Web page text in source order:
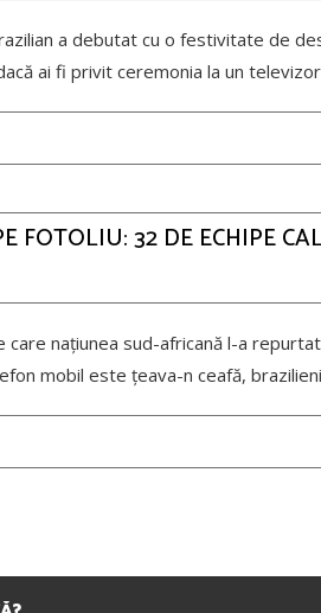
a debutat cu o festivitate de
ai fi privit ceremonia la un
FOTOLIU: 32 DE ECHIPE
națiunea sud-africană l-a
mobil este țeava-n ceafă,